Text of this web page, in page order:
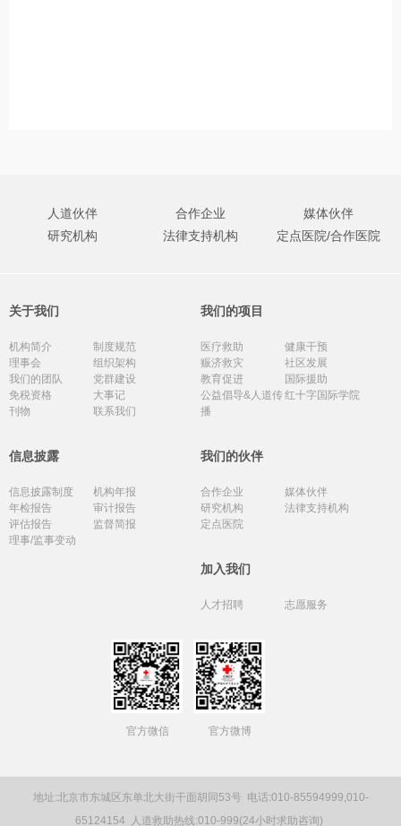
人道伙伴 合作企业
媒体伙伴
研究机构
法律支持机构 定点医院/合作医院
关于我们
机构简介
制度规范
理事会
组织架构
我们的团队
党群建设
免税资格
大事记
刊物
联系我们
我们的项目
医疗救助
健康干预
赈济救灾
社区发展
教育促进
国际援助
公益倡导&人道传
播
红十字国际学院
信息披露
信息披露制度
机构年报
年检报告
审计报告
评估报告
监督简报
理事/监事变动
我们的伙伴
合作企业
媒体伙伴
研究机构
法律支持机构
定点医院
加入我们
人才招聘 志愿服务
官方微信 官方微博
地址:北京市东城区东单北大街干面胡同53号 电话:010-85594999,010-
65124154
人道救助热线:010-999(24小时求助咨询)